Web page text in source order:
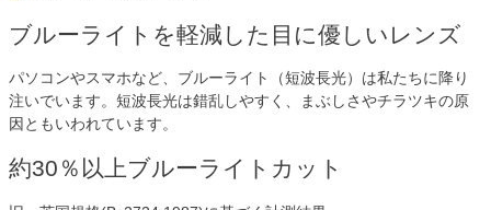
ブルーライトを軽減した目に優しいレンズ
パソコンやスマホなど、ブルーライト（短波長光）は私たちに降り
注いでいます。短波長光は錯乱しやすく、まぶしさやチラツキの原
因ともいわれています。
約30％以上ブルーライトカット